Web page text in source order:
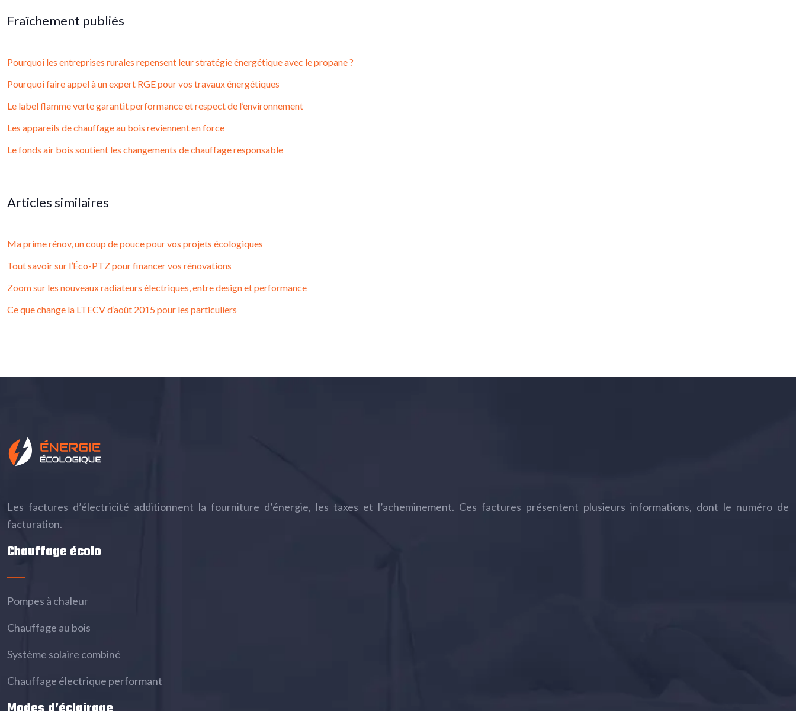
Fraîchement publiés
Pourquoi les entreprises rurales repensent leur stratégie énergétique avec le propane ?
Pourquoi faire appel à un expert RGE pour vos travaux énergétiques
Le label flamme verte garantit performance et respect de l’environnement
Les appareils de chauffage au bois reviennent en force
Le fonds air bois soutient les changements de chauffage responsable
Articles similaires
Ma prime rénov, un coup de pouce pour vos projets écologiques
Tout savoir sur l’Éco-PTZ pour financer vos rénovations
Zoom sur les nouveaux radiateurs électriques, entre design et performance
Ce que change la LTECV d’août 2015 pour les particuliers
Les factures d’électricité additionnent la fourniture d’énergie, les taxes et l’acheminement. Ces factures présentent plusieurs informations, dont le numéro de
facturation.
Chauffage écolo
Pompes à chaleur
Chauffage au bois
Système solaire combiné
Chauffage électrique performant